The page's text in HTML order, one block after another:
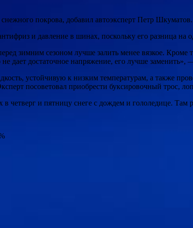
покрова, добавил автоэксперт Петр Шкуматов.
и давление в шинах, поскольку его разница
зимним сезоном лучше залить менее вязкое.
дает достаточное напряжение, его лучше
устойчивую к низким температурам, а также
посоветовал приобрести буксировочный трос,
четверг и пятницу снеге с дождем и гололедице. Там